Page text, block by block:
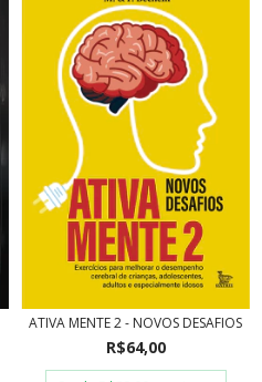
ATIVA MENTE 2 - NOVOS DESAFIOS
R$64,00